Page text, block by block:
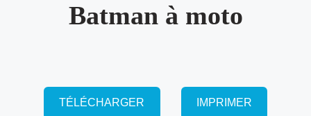
Batman à moto
TÉLÉCHARGER IMPRIMER